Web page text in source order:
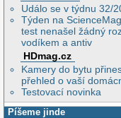
Událo se v týdnu 32/
Týden na
test nenašel žádný
vodíkem a antiv
HDmag.cz
Kamery do bytu
přehled o vaší
Testovací novinka
Píšeme jinde